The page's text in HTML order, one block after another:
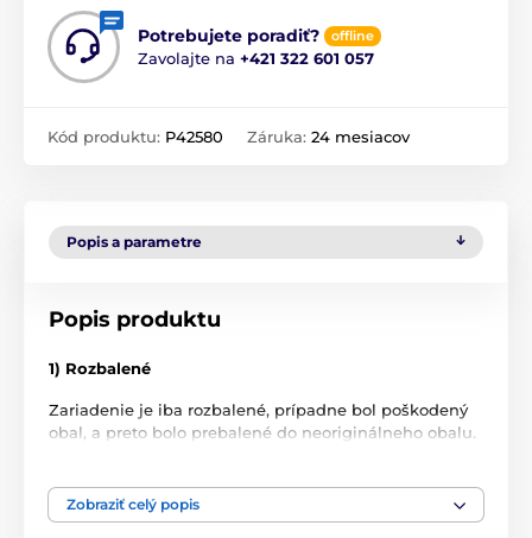
Potrebujete poradiť? offline
Zavolajte na +421 322 601 057
Kód produktu: P42580 Záruka: 24 mesiacov
Popis a parametre
Popis produktu
1) Rozbalené
Zariadenie je iba rozbalené, prípadne bol poškodený
obal, a preto bolo prebalené do neoriginálneho obalu.
2) Zánovné
Zobraziť celý popis